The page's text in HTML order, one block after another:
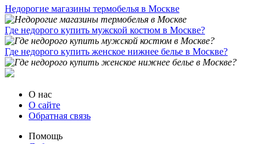
Недорогие магазины термобелья в Москве
Где недорого купить мужской костюм в Москве?
Где недорого купить женское нижнее белье в Москве?
О нас
О сайте
Обратная связь
Помощь